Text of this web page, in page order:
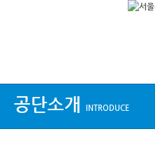
공단소개 INTRODUCE